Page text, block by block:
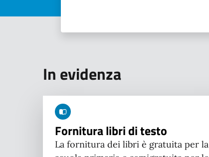
In evidenza
Fornitura libri di testo
La fornitura dei libri è gratuita per la